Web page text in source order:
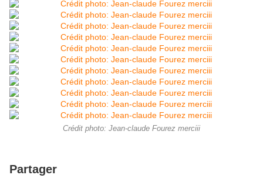
Crédit photo: Jean-claude Fourez merciii
Partager